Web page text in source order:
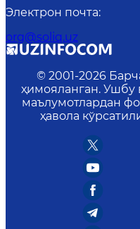
Электрон почта:
org@soliq.uz
© 2001-2026
ҳимояланган. Ушбу
маълумотлардан
ҳавола